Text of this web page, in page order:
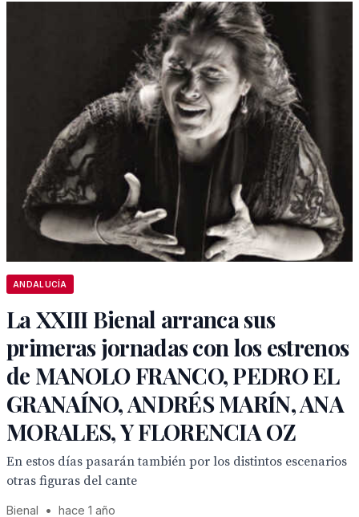
ANDALUCÍA
La XXIII Bienal arranca sus
primeras jornadas con los estrenos
de MANOLO FRANCO, PEDRO EL
GRANAÍNO, ANDRÉS MARÍN, ANA
MORALES, Y FLORENCIA OZ
En estos días pasarán también por los distintos escenarios
otras figuras del cante
Bienal • hace 1 año